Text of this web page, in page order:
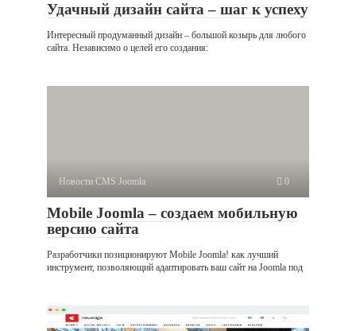
Удачный дизайн сайта – шаг к успеху
Интересный продуманный дизайн – большой козырь для любого
сайта. Независимо о целей его создания:
Новости CMS Joomla 0
Mobile Joomla – создаем мобильную
версию сайта
Разработчики позиционируют Mobile Joomla! как лучший
инструмент, позволяющий адаптировать ваш сайт на Joomla под